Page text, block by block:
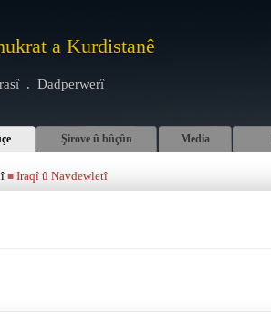
Şirove û bûçûn Media
a Kurdistanê
. Dadperwerî
■ Iraqî û Navdewletî